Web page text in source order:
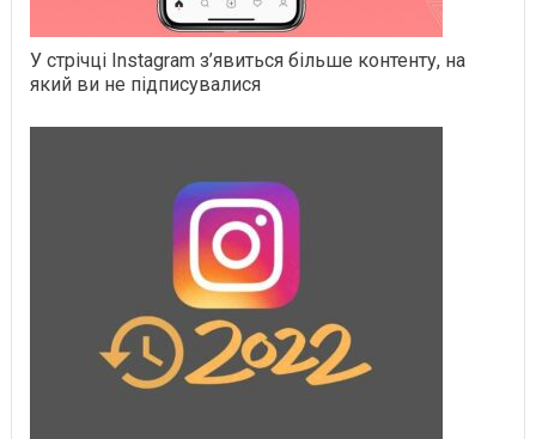
У стрічці Instagram з’явиться більше контенту, на
який ви не підписувалися